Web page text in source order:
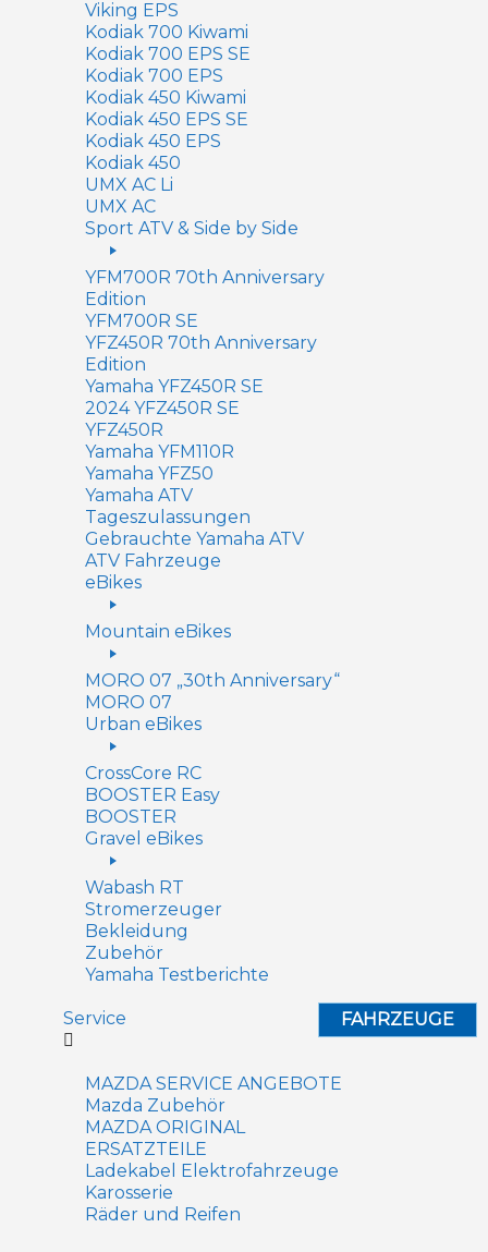
Viking EPS
Kodiak 700 Kiwami
Kodiak 700 EPS SE
Kodiak 700 EPS
Kodiak 450 Kiwami
Kodiak 450 EPS SE
Kodiak 450 EPS
Kodiak 450
UMX AC Li
UMX AC
Sport ATV & Side by Side
YFM700R 70th Anniversary
Edition
YFM700R SE
YFZ450R 70th Anniversary
Edition
Yamaha YFZ450R SE
2024 YFZ450R SE
YFZ450R
Yamaha YFM110R
Yamaha YFZ50
Yamaha ATV
Tageszulassungen
Gebrauchte Yamaha ATV
ATV Fahrzeuge
eBikes
Mountain eBikes
MORO 07 „30th Anniversary“
MORO 07
Urban eBikes
CrossCore RC
BOOSTER Easy
BOOSTER
Gravel eBikes
Wabash RT
Stromerzeuger
Bekleidung
Zubehör
Yamaha Testberichte
FAHRZEUGE
Service
MAZDA SERVICE ANGEBOTE
Mazda Zubehör
MAZDA ORIGINAL
ERSATZTEILE
Ladekabel Elektrofahrzeuge
Karosserie
Räder und Reifen